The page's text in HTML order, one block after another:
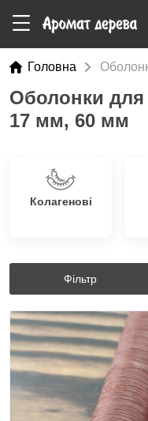
Головна
Оболонки для
17 мм, 60 мм
Колагенові
Фільтр